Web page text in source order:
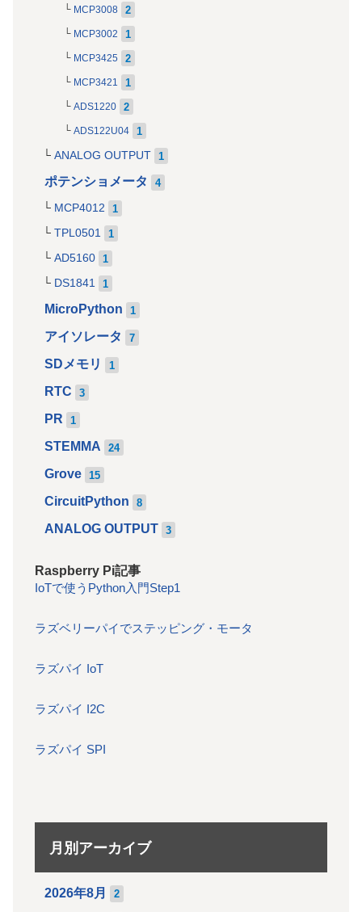
MCP3008 2
MCP3002 1
MCP3425 2
MCP3421 1
ADS1220 2
ADS122U04 1
ANALOG OUTPUT 1
ポテンショメータ 4
MCP4012 1
TPL0501 1
AD5160 1
DS1841 1
MicroPython 1
アイソレータ 7
SDメモリ 1
RTC 3
PR 1
STEMMA 24
Grove 15
CircuitPython 8
ANALOG OUTPUT 3
Raspberry Pi記事
IoTで使うPython入門Step1
ラズベリーパイでステッピング・モータ
ラズパイ IoT
ラズパイ I2C
ラズパイ SPI
月別アーカイブ
2026年8月 2